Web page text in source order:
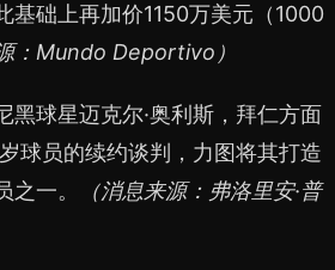
基础上再加价1150万美元（1000
：Mundo Deportivo）
黑球星迈克尔·奥利斯，拜仁方面
球员的续约谈判，力图将其打造
一。
（消息来源：弗洛里安·普